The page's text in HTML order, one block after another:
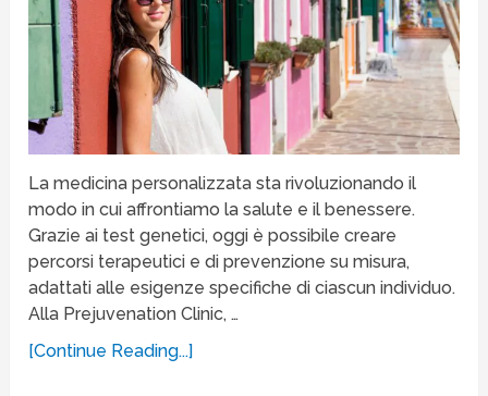
La medicina personalizzata sta rivoluzionando il
modo in cui affrontiamo la salute e il benessere.
Grazie ai test genetici, oggi è possibile creare
percorsi terapeutici e di prevenzione su misura,
adattati alle esigenze specifiche di ciascun individuo.
Alla Prejuvenation Clinic, …
[Continue Reading...]